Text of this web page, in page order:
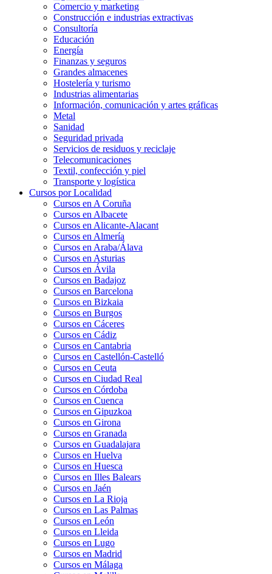
Comercio y marketing
Construcción e industrias extractivas
Consultoría
Educación
Energía
Finanzas y seguros
Grandes almacenes
Hostelería y turismo
Industrias alimentarias
Información, comunicación y artes gráficas
Metal
Sanidad
Seguridad privada
Servicios de residuos y reciclaje
Telecomunicaciones
Textil, confección y piel
Transporte y logística
Cursos por Localidad
Cursos en A Coruña
Cursos en Albacete
Cursos en Alicante-Alacant
Cursos en Almería
Cursos en Araba/Álava
Cursos en Asturias
Cursos en Ávila
Cursos en Badajoz
Cursos en Barcelona
Cursos en Bizkaia
Cursos en Burgos
Cursos en Cáceres
Cursos en Cádiz
Cursos en Cantabria
Cursos en Castellón-Castelló
Cursos en Ceuta
Cursos en Ciudad Real
Cursos en Córdoba
Cursos en Cuenca
Cursos en Gipuzkoa
Cursos en Girona
Cursos en Granada
Cursos en Guadalajara
Cursos en Huelva
Cursos en Huesca
Cursos en Illes Balears
Cursos en Jaén
Cursos en La Rioja
Cursos en Las Palmas
Cursos en León
Cursos en Lleida
Cursos en Lugo
Cursos en Madrid
Cursos en Málaga